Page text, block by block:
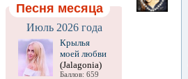
Песня месяца
Июль 2026 года
Крылья
моей любви
(Jalagonia)
Баллов: 659